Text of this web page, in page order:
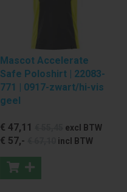
Mascot Accelerate
Safe Poloshirt | 22083-
771 | 0917-zwart/hi-vis
geel
€ 47,11 excl BTW
€ 57,- incl BTW